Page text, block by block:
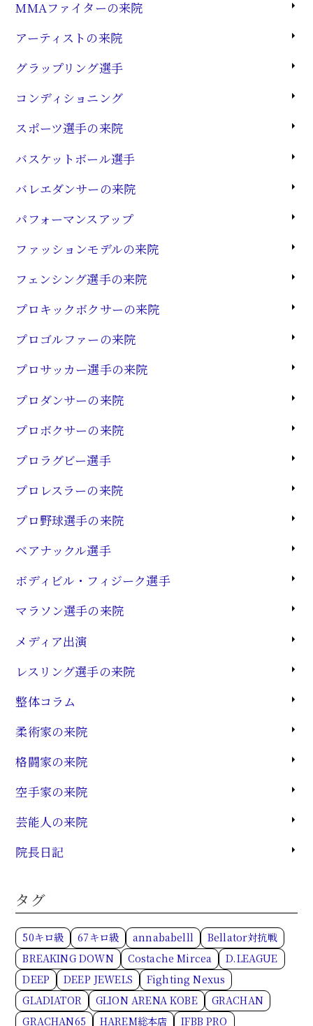
MMAファイターの来院
アーティストの来院
グラップリング選手
コンディショニング
スポーツ選手の来院
バスケットボール選手
バレエダンサーの来院
パフォーマンスアップ
ファッションモデルの来院
フェンシング選手の来院
プロキックボクサーの来院
プロゴルファーの来院
プロサッカー選手の来院
プロダンサーの来院
プロボクサーの来院
プロラグビー選手
プロレスラーの来院
プロ野球選手の来院
ベアナックル選手
ボディビル・フィジーク選手
マラソン選手の来院
メディア出演
レスリング選手の来院
整体コラム
柔術家の来院
格闘家の来院
空手家の来院
芸能人の来院
院長日記
タグ
50キロ級 67キロ級 annababelll
Bellator対抗戦
BREAKING DOWN
Costache Mircea
D.LEAGUE
DEEP
DEEP JEWELS
Fighting Nexus
GLADIATOR
GLION ARENA KOBE
GRACHAN
GRACHAN65
HAREM総本店 IFBB PRO